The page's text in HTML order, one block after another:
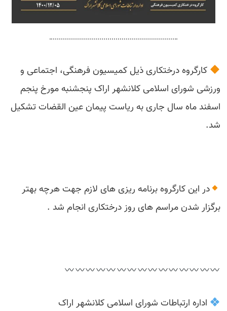
کارگروه درختکاری ذیل کمیسیون فرهنگی، اجتماعی و
ورزشی شورای اسلامی کلانشهر اراک پنجشنبه مورخ پنجم
اسفند ماه سال جاری به ریاست پیمان عین القضات تشکیل
شد.
در این کارگروه برنامه ریزی های لازم جهت هرچه بهتر
برگزار شدن مراسم های روز درختکاری انجام شد .
اداره ارتباطات شورای اسلامی کلانشهر اراک